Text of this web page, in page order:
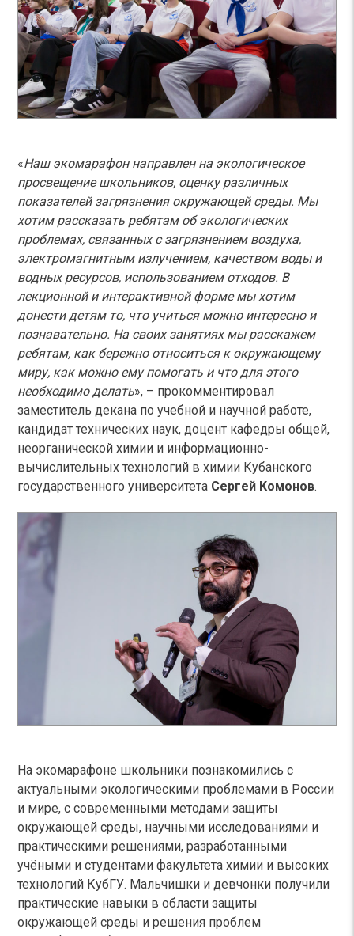
«Наш экомарафон направлен на экологическое
просвещение школьников, оценку различных
показателей загрязнения окружающей среды. Мы
хотим рассказать ребятам об экологических
проблемах, связанных с загрязнением воздуха,
электромагнитным излучением, качеством воды и
водных ресурсов, использованием отходов. В
лекционной и интерактивной форме мы хотим
донести детям то, что учиться можно интересно и
познавательно. На своих занятиях мы расскажем
ребятам, как бережно относиться к окружающему
миру, как можно ему помогать и что для этого
необходимо делать», – прокомментировал
заместитель декана по учебной и научной работе,
кандидат технических наук, доцент кафедры общей,
неорганической химии и информационно-
вычислительных технологий в химии Кубанского
государственного университета Сергей Комонов.
На экомарафоне школьники познакомились с
актуальными экологическими проблемами в России
и мире, с современными методами защиты
окружающей среды, научными исследованиями и
практическими решениями, разработанными
учёными и студентами факультета химии и высоких
технологий КубГУ. Мальчишки и девчонки получили
практические навыки в области защиты
окружающей среды и решения проблем